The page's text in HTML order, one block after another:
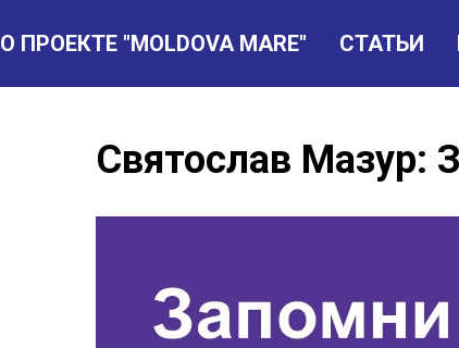
О ПРОЕКТЕ "MOLDOVA MARE" СТАТЬИ
Святослав Мазур: